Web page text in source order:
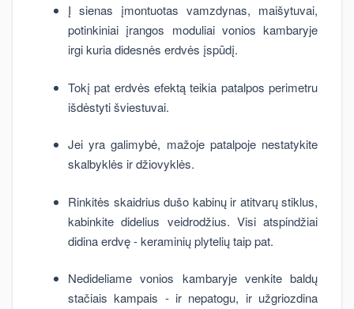
Į sienas įmontuotas vamzdynas, maišytuvai,
potinkiniai įrangos moduliai vonios kambaryje
irgi kuria didesnės erdvės įspūdį.
Tokį pat erdvės efektą teikia patalpos perimetru
išdėstyti šviestuvai.
Jei yra galimybė, mažoje patalpoje nestatykite
skalbyklės ir džiovyklės.
Rinkitės skaidrius dušo kabinų ir atitvarų stiklus,
kabinkite didelius veidrodžius. Visi atspindžiai
didina erdvę - keraminių plytelių taip pat.
Nedideliame vonios kambaryje venkite baldų
stačiais kampais - ir nepatogu, ir užgriozdina